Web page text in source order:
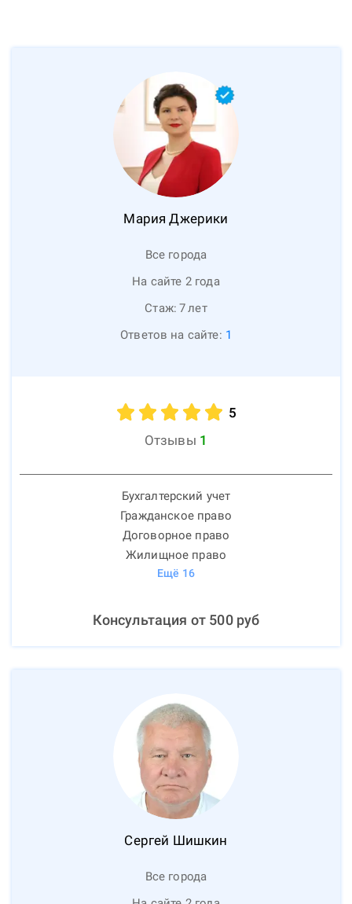
Мария Джерики
Все города
На сайте 2 года
Стаж: 7лет
Ответов на сайте: 1
5
Отзывы 1
Бухгалтерский учет
Гражданское право
Договорное право
Жилищное право
Ещё 16
Консультация от 500руб
Сергей Шишкин
Все города